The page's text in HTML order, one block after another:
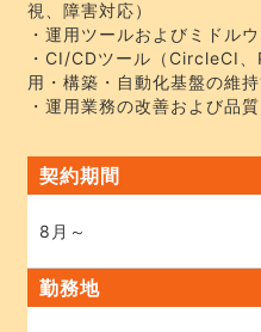
視、障害対応）
・運用ツールおよびミドル
・CI/CDツール（CircleCI
用・構築・自動化基盤の維
・運用業務の改善および品
契約期間
8月～
勤務地